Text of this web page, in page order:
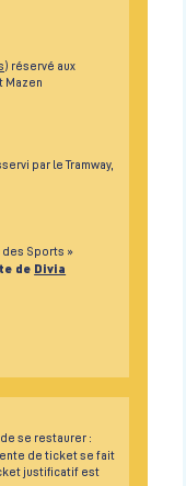
) réservé aux
Mazen
par le Tramway,
des Sports »
de Divia
se restaurer :
de ticket se fait
justificatif est